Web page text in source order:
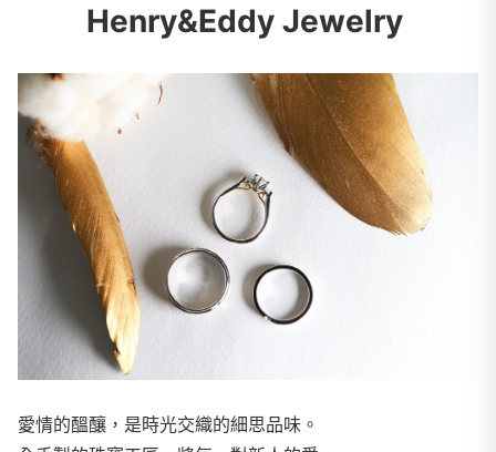
Henry&Eddy Jewelry
愛情的醞釀，是時光交織的細思品味。